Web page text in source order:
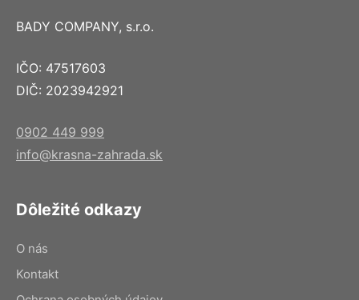
BADY COMPANY, s.r.o.
IČO: 47517603
DIČ: 2023942921
0902 449 999
info@krasna-zahrada.sk
Dôležité odkazy
O nás
Kontakt